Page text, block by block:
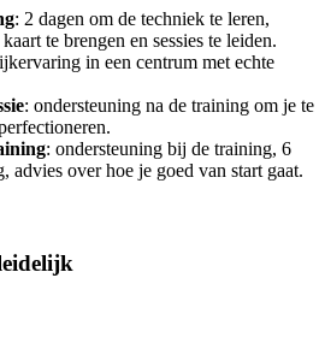
: 2 dagen om de techniek te leren,
te brengen en sessies te leiden.
in een centrum met echte
: ondersteuning na de training om je te
: ondersteuning bij de training, 6
advies over hoe je goed van start gaat.